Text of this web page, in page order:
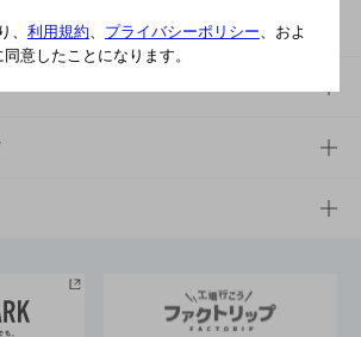
バーズ大阪
TOP
えるサステナビリティ経営
、 利用規約、 プライバシーポリシー、およ
意したことになります。